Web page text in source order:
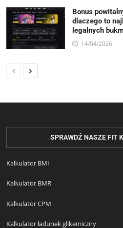
Bonus
dlaczego to
legalnych
14/04/2026
SPRAWDŹ NASZE FIT
Kalkulator BMI
Kalkulator BMR
Kalkulator CPM
Kalkulator ładunek glikemiczny